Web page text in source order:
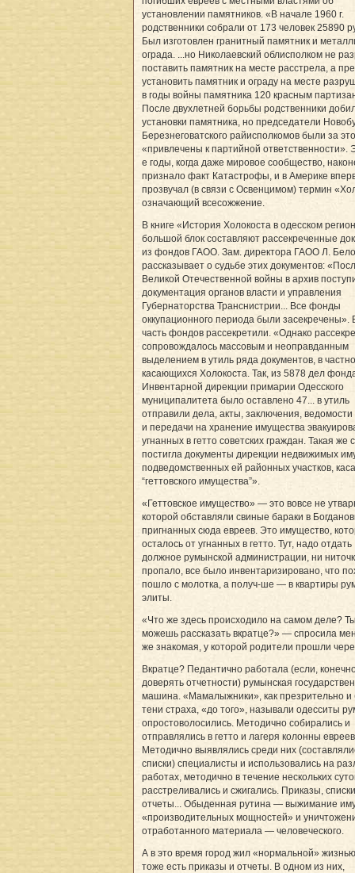
установлении памятников. «В начале 1960 г.
родственники собрали от 173 человек 25890
Был изготовлен гранитный памятник и
ограда. ...но Николаевский облисполком не
поставить памятник на месте расстрела, а
установить памятник и ограду на месте
в годы войны памятника 120 красным
После двухлетней борьбы родственники
установки памятника, но председатели
Березнеговатского райисполкомов были за это
«привлечены к партийной ответственности».
е годы, когда даже мировое сообщество,
признало факт Катастрофы, и в Америке
прозвучал (в связи с Освенцимом) термин
означающий всесожжение.
В книге «История Холокоста в одесском
большой блок составляют рассекреченные
из фондов ГАОО. Зам. директора ГАОО Л.
рассказывает о судьбе этих документов:
Великой Отечественной войны в архив
документация органов власти и управления
Губернаторства Транснистрии... Все фонды
оккупационного периода были засекречены».
часть фондов рассекретили. «Однако
сопровождалось массовым и неоправданным
выделением в утиль ряда документов, в
касающихся Холокоста. Так, из 5878 дел
Инвентарной дирекции примарии Одесского
муниципалитета было оставлено 47... в утиль
отправили дела, акты, заключения,
и передачи на хранение имущества
угнанных в гетто советских граждан. Такая же
постигла документы дирекции недвижимых
подведомственных ей районных участков,
“геттовского имущества”».
«Геттовское имущество» — это вовсе не
которой обставляли свиные бараки в
пригнанных сюда евреев. Это имущество,
осталось от угнанных в гетто. Тут, надо отдать
должное румынской администрации, ни
пропало, все было инвентаризировано, что
пошло с молотка, а получ-ше — в квартиры
элиты.
«Что же здесь происходило на самом деле?
можешь рассказать вкратце?» — спросила
же знакомая, у которой родители прошли
Вкратце? Педантично работала (если,
доверять отчетности) румынская
машина. «Мамалыжники», как презрительно и
тени страха, «до того», называли одесситы
опростоволосились. Методично собирались и
отправлялись в гетто и лагеря колонны
Методично выявлялись среди них
списки) специалисты и использовались на
работах, методично в течение нескольких
расстреливались и сжигались. Приказы,
отчеты... Обыденная рутина — выжимание
«производительных мощностей» и
отработанного материала — человеческого.
А в это время город жил «нормальной»
тоже есть приказы и отчеты. В одном из них,